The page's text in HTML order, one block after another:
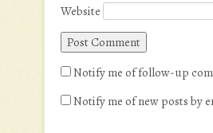
Website
Notify me of follow-up
Notify me of new posts by